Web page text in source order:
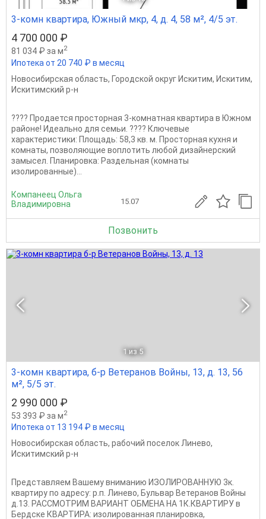
3-комн квартира, Южный мкр, 4, д. 4, 58 м², 4/5 эт.
4 700 000 ₽
81 034 ₽ за м2
Ипотека от 20 740 ₽ в месяц
Новосибирская область, Городской округ Искитим, Искитим,
Искитимский р-н
???? Продается просторная 3-комнатная квартира в Южном
районе! Идеально для семьи. ???? Ключевые
характеристики: Площадь: 58,3 кв. м. Просторная кухня и
комнаты, позволяющие воплотить любой дизайнерский
замысел. Планировка: Раздельная (комнаты
изолированные)...
Компанеец Ольга
Владимировна
15.07
Позвонить
1 из 5
3-комн квартира, б-р Ветеранов Войны, 13, д. 13, 56
м², 5/5 эт.
2 990 000 ₽
53 393 ₽ за м2
Ипотека от 13 194 ₽ в месяц
Новосибирская область, рабочий поселок Линево,
Искитимский р-н
Представляем Вашему вниманию ИЗОЛИРОВАННУЮ 3к.
квартиру по адресу: р.п. Линево, Бульвар Ветеранов Войны
д.13. РАССМОТРИМ ВАРИАНТ ОБМЕНА НА 1К.КВАРТИРУ в
Бердске КВАРТИРА: изолированная планировка,